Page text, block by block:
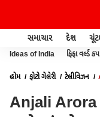
સમાચાર દેશ
Ideas of India ફિફા વર્લ્ડ કપ
હોમ ફોટો ગેલેરી ટેલીવિઝન
Anjali Arora :